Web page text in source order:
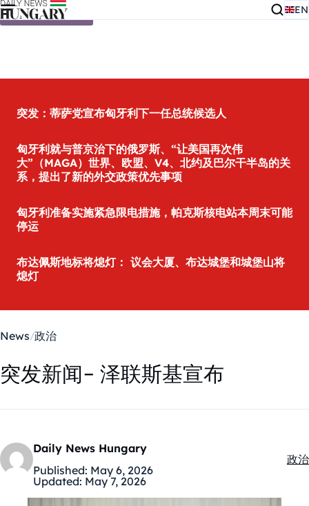
Skip to content EN
突发：蒂萨党宣布匈牙利下一任总统候选人
匈牙利就与普京治下的俄罗斯、“让美国再次伟
大”（MAGA）世界、欧盟、V4、北约及巴尔干半岛的关
系，提出了新的外交政策优先事项
匈牙利准备实施紧急限电措施，帕克斯核电站本周末可能
停运
布达佩斯地标将熄灯： 议会大厦、布达城堡和城堡山将
熄灯
News 政治
突发新闻- 泽联斯基宣布
Daily News Hungary
Published: May 6, 2026
Updated: May 7, 2026
政治